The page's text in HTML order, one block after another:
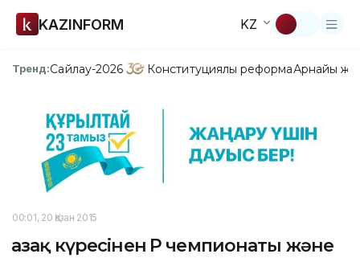
KAZINFORM KZ
Тренд:Сайлау-2026 Конституциялық реформаАрнайы
00:01, 20 Қазан 2015
Қазақ күресінен ҚР чемпионаты және